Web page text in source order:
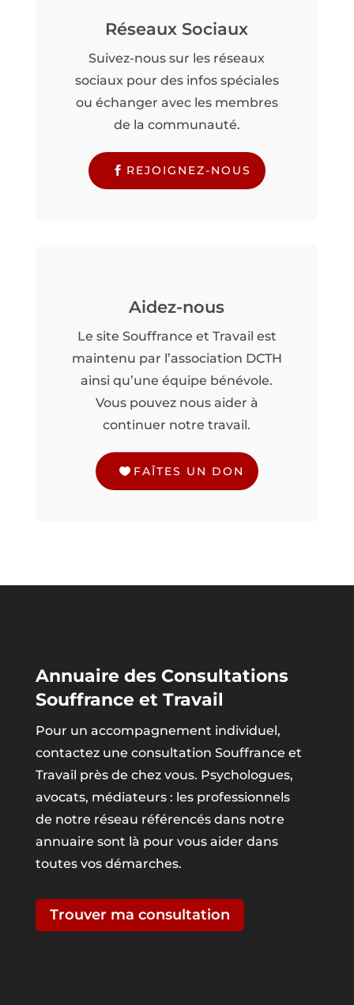
Réseaux Sociaux
Suivez-nous sur les réseaux
sociaux pour des infos spéciales
ou échanger avec les membres
de la communauté.
REJOIGNEZ-NOUS
Aidez-nous
Le site Souffrance et Travail est
maintenu par l’association DCTH
ainsi qu’une équipe bénévole.
Vous pouvez nous aider à
continuer notre travail.
FAÎTES UN DON
Annuaire des Consultations
Souffrance et Travail
Pour un accompagnement individuel,
contactez une consultation Souffrance et
Travail près de chez vous. Psychologues,
avocats, médiateurs : les professionnels
de notre réseau référencés dans notre
annuaire sont là pour vous aider dans
toutes vos démarches.
Trouver ma consultation